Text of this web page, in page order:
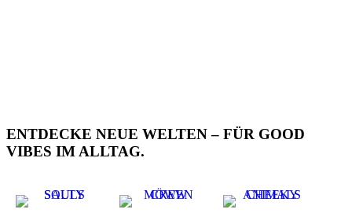
ENTDECKE NEUE WELTEN – FÜR GOOD
VIBES IM ALLTAG.